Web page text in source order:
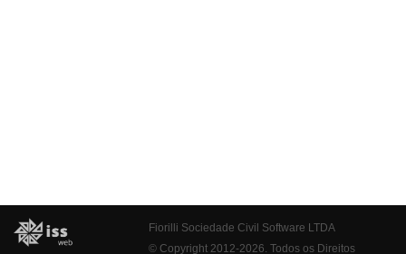
Fiorilli Sociedade Civil Software LTDA
© Copyright 2012-2026. Todos os Direitos